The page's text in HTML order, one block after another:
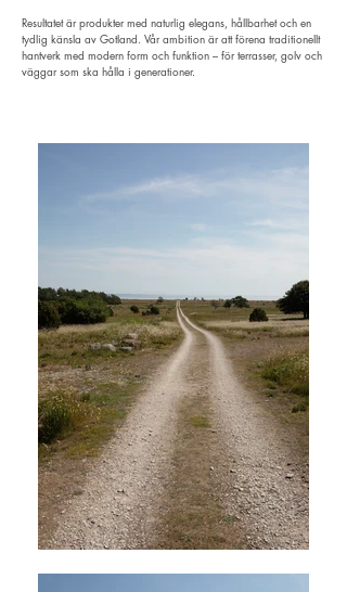
Resultatet är produkter med naturlig elegans, hållbarhet och en
tydlig känsla av Gotland. Vår ambition är att förena traditionellt
hantverk med modern form och funktion – för terrasser, golv och
väggar som ska hålla i generationer.